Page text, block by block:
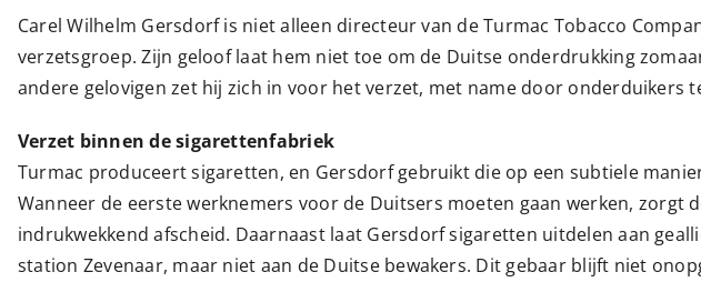
Carel Wilhelm Gersdorf is niet alleen directeur van de Turmac Tobacco
verzetsgroep. Zijn geloof laat hem niet toe om de Duitse onderdrukking
andere gelovigen zet hij zich in voor het verzet, met name door onderduikers
Verzet binnen de sigarettenfabriek
Turmac produceert sigaretten, en Gersdorf gebruikt die op een subtiele
Wanneer de eerste werknemers voor de Duitsers moeten gaan werken, zorgt
indrukwekkend afscheid. Daarnaast laat Gersdorf sigaretten uitdelen aan
station Zevenaar, maar niet aan de Duitse bewakers. Dit gebaar blijft niet